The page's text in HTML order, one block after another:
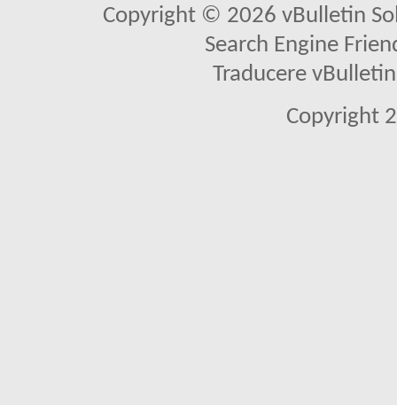
Copyright © 2026 vBulletin
Search Engine
Traducere
Copyright